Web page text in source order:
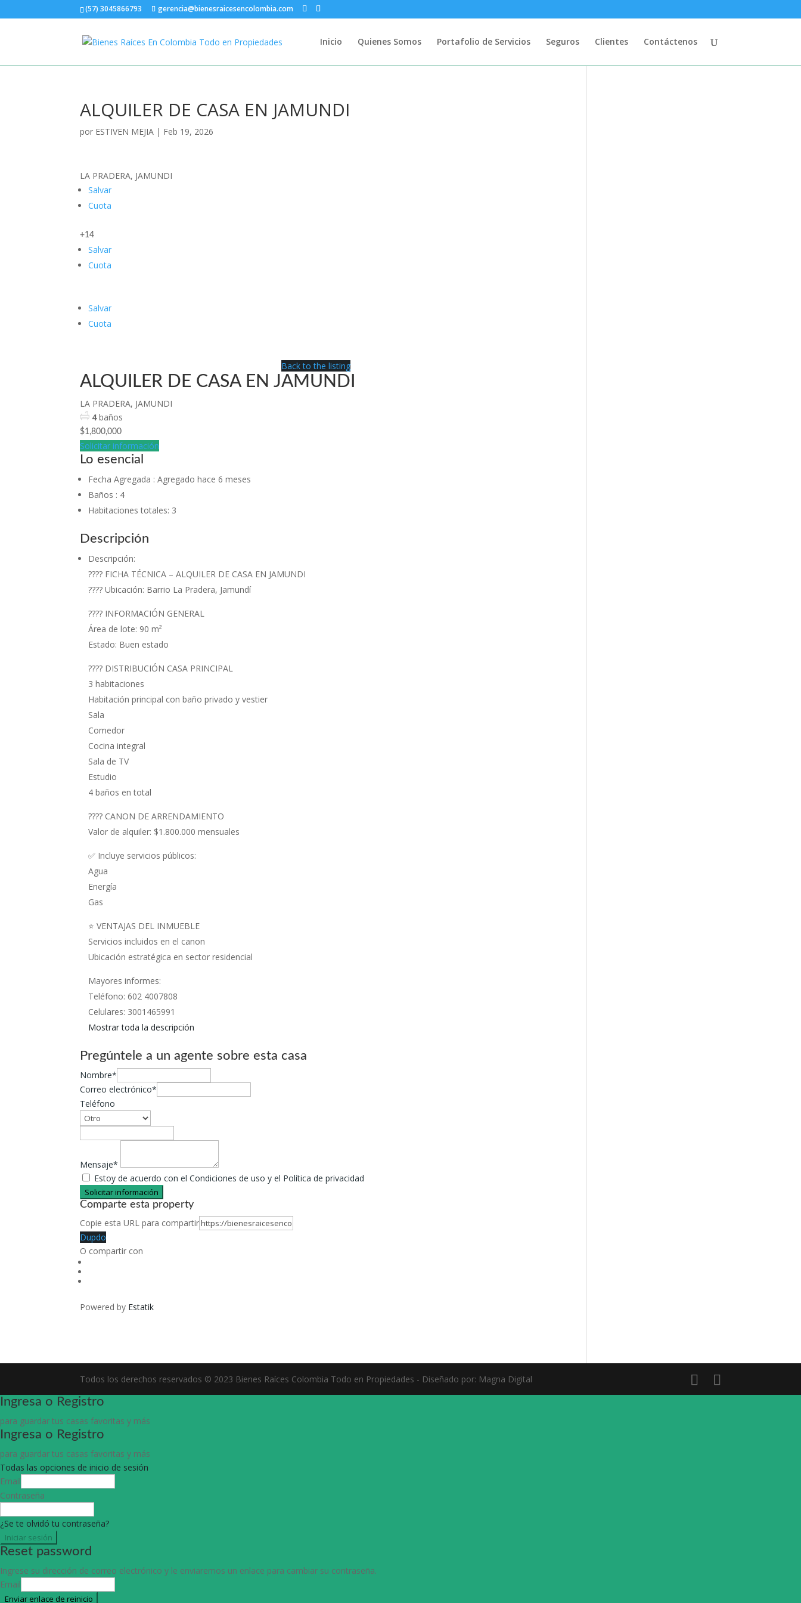
(57) 3045866793 gerencia@bienesraicesencolombia.com
Inicio Quienes Somos Portafolio de Servicios Seguros Clientes Contáctenos
ALQUILER DE CASA EN JAMUNDI
por ESTIVEN MEJIA | Feb 19, 2026
LA PRADERA, JAMUNDI
Salvar
Cuota
+14
Salvar
Cuota
Salvar
Cuota
Back to the listing
ALQUILER DE CASA EN JAMUNDI
LA PRADERA, JAMUNDI
4 baños
$1,800,000
Solicitar información
Lo esencial
Fecha Agregada : Agregado hace 6 meses
Baños : 4
Habitaciones totales: 3
Descripción
Descripción:
???? FICHA TÉCNICA – ALQUILER DE CASA EN JAMUNDI
???? Ubicación: Barrio La Pradera, Jamundí
???? INFORMACIÓN GENERAL
Área de lote: 90 m²
Estado: Buen estado
???? DISTRIBUCIÓN CASA PRINCIPAL
3 habitaciones
Habitación principal con baño privado y vestier
Sala
Comedor
Cocina integral
Sala de TV
Estudio
4 baños en total
???? CANON DE ARRENDAMIENTO
Valor de alquiler: $1.800.000 mensuales
✅ Incluye servicios públicos:
Agua
Energía
Gas
⭐ VENTAJAS DEL INMUEBLE
Servicios incluidos en el canon
Ubicación estratégica en sector residencial
Mayores informes:
Teléfono: 602 4007808
Celulares: 3001465991
Mostrar toda la descripción
Pregúntele a un agente sobre esta casa
Nombre*
Correo electrónico*
Teléfono
Mensaje*
Estoy de acuerdo con el Condiciones de uso y el Política de privacidad
Solicitar información
Comparte esta property
Copie esta URL para compartir
Dupdo
O compartir con
Powered by Estatik
Todos los derechos reservados © 2023 Bienes Raíces Colombia Todo en Propiedades - Diseñado por: Magna Digital
Ingresa o Registro
para guardar tus casas favoritas y más
Ingresa o Registro
para guardar tus casas favoritas y más
Todas las opciones de inicio de sesión
Email
Contraseña
¿Se te olvidó tu contraseña?
Iniciar sesión
Reset password
Ingrese su dirección de correo electrónico y le enviaremos un enlace para cambiar su contraseña.
Email
Enviar enlace de reinicio